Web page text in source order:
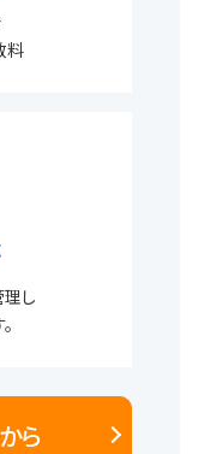
料
し
ら